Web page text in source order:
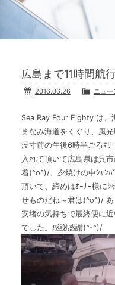
ボートパーツ販売
お役立ち情報
メディア＆SNS
The Boat Manとは
広島まで11時間航
2016.06.26 ニュ
Sea Ray Four Eighty は、
まなみ海道をくぐり、風
没寸前の午後6時半ごろﾏﾘ
入れて頂いて広島県は呉
着(^o^)/、夕焼けの中ｼｬﾝﾊ
頂いて、締めはｵｰﾅｰ様に
せものだね～君は(^o^)/
安堵の気持ちで最終便に
でした。感謝感謝(^-^)/